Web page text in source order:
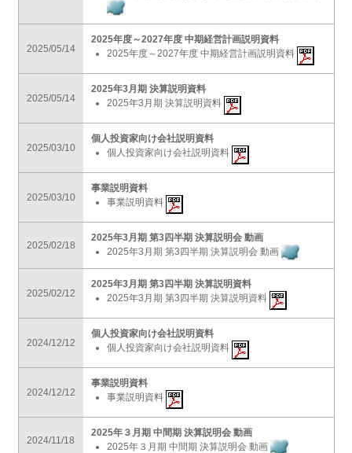
2025/05/14
2025年度～2027年度 中期経営計画説明資料
2025年度～2027年度 中期経営計画説明資料
2025/05/14
2025年3月期 決算説明資料
2025年3月期 決算説明資料
2025/03/10
個人投資家向け会社説明資料
個人投資家向け会社説明資料
2025/03/10
事業説明資料
事業説明資料
2025/02/18
2025年3月期 第3四半期 決算説明会 動画
2025年3月期 第3四半期 決算説明会 動画
2025/02/12
2025年3月期 第3四半期 決算説明資料
2025年3月期 第3四半期 決算説明資料
2024/12/12
個人投資家向け会社説明資料
個人投資家向け会社説明資料
2024/12/12
事業説明資料
事業説明資料
2024/11/18
2025年３月期 中間期 決算説明会 動画
2025年３月期 中間期 決算説明会 動画